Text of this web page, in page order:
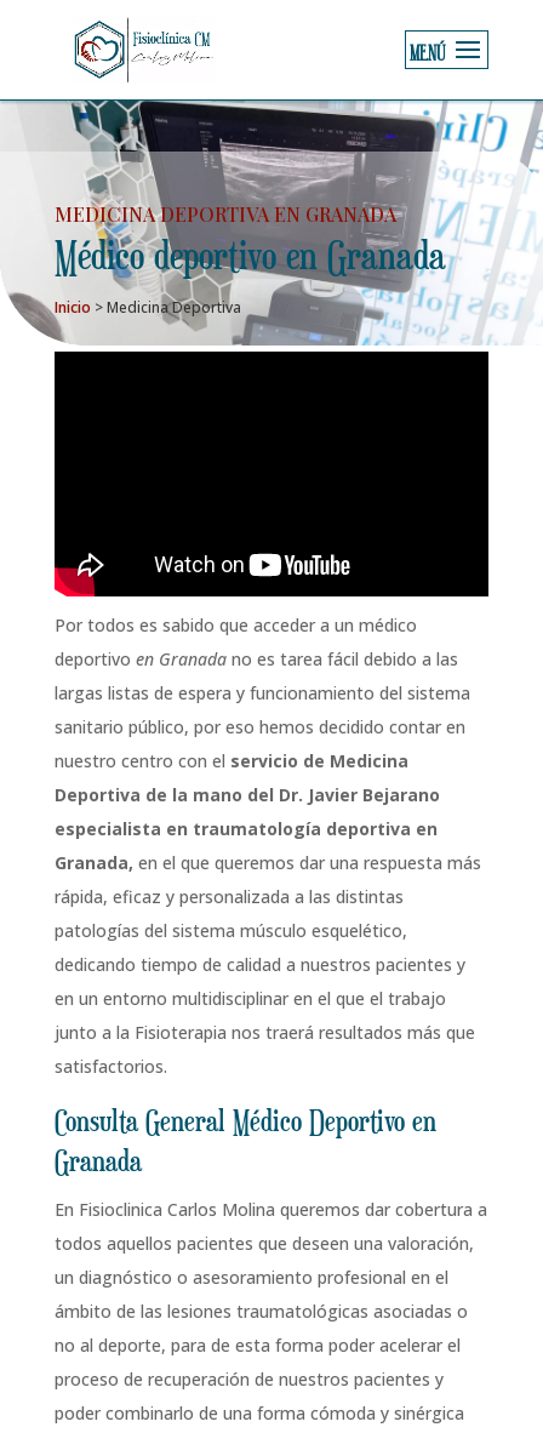
MEDICINA DEPORTIVA EN GRANADA
Médico deportivo en Granada
Inicio >Medicina Deportiva
Por todos es sabido que acceder a un médico
deportivo en Granadano es tarea fácil debido a las
largas listas de espera y funcionamiento del sistema
sanitario público, por eso hemos decidido contar en
nuestro centro con el servicio de Medicina
Deportiva de la mano del Dr. Javier Bejarano
especialista en traumatología deportiva en
Granada, en el que queremos dar una respuesta más
rápida, eficaz y personalizada a las distintas
patologías del sistema músculo esquelético,
dedicando tiempo de calidad a nuestros pacientes y
en un entorno multidisciplinar en el que el trabajo
junto a la Fisioterapia nos traerá resultados más que
satisfactorios.
Consulta General Médico Deportivo en
Granada
En Fisioclinica Carlos Molina queremos dar cobertura a
todos aquellos pacientes que deseen una valoración,
un diagnóstico o asesoramiento profesional en el
ámbito de las lesiones traumatológicas asociadas o
no al deporte, para de esta forma poder acelerar el
proceso de recuperación de nuestros pacientes y
poder combinarlo de una forma cómoda y sinérgica